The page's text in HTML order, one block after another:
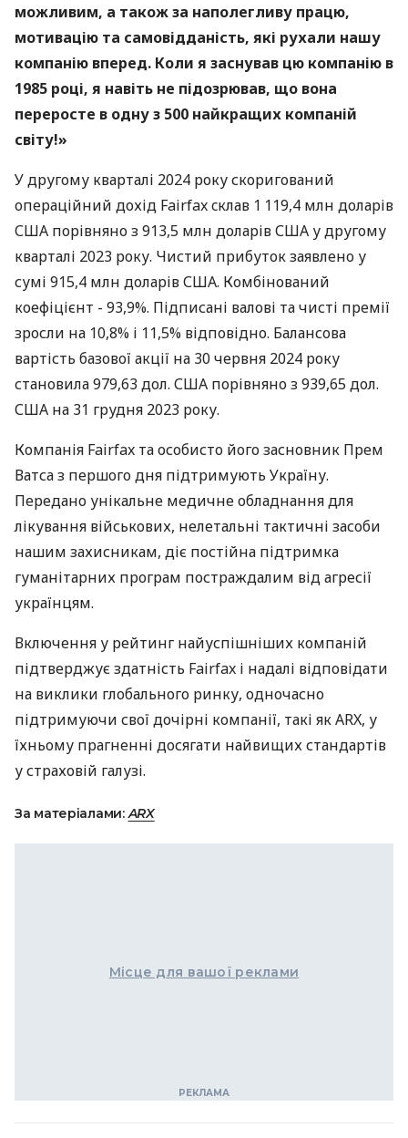
можливим, а також за наполегливу працю,
мотивацію та самовідданість, які рухали нашу
компанію вперед. Коли я заснував цю компанію в
1985 році, я навіть не підозрював, що вона
переросте в одну з 500 найкращих компаній
світу!»
У другому кварталі 2024 року скоригований
операційний дохід Fairfax cклав 1 119,4 млн доларів
США порівняно з 913,5 млн доларів США у другому
кварталі 2023 року. Чистий прибуток заявлено у
сумі 915,4 млн доларів США. Комбінований
коефіцієнт - 93,9%. Підписані валові та чисті премії
зросли на 10,8% і 11,5% відповідно. Балансова
вартість базової акції на 30 червня 2024 року
становила 979,63 дол. США порівняно з 939,65 дол.
США на 31 грудня 2023 року.
Компанія Fairfax та особисто його засновник Прем
Ватса з першого дня підтримують Україну.
Передано унікальне медичне обладнання для
лікування військових, нелетальні тактичні засоби
нашим захисникам, діє постійна підтримка
гуманітарних програм постраждалим від агресії
українцям.
Включення у рейтинг найуспішніших компаній
підтверджує здатність Fairfax і надалі відповідати
на виклики глобального ринку, одночасно
підтримуючи свої дочірні компанії, такі як ARX, у
їхньому прагненні досягати найвищих стандартів
у страховій галузі.
За матеріалами:ARX
Місце для вашої реклами